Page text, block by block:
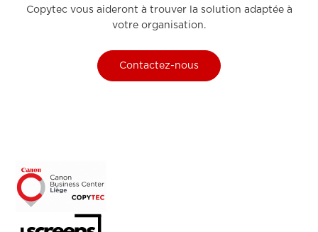
Copytec vous aideront à trouver la solution adaptée à
votre organisation.
Contactez-nous